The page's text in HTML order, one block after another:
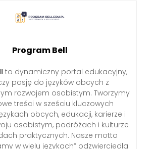
Program Bell
to dynamiczny portal edukacyjny,
pasję do języków obcych z
rozwojem osobistym. Tworzymy
treści w sześciu kluczowych
obcych, edukacji, karierze i
osobistym, podróżach i kulturze
praktycznych. Nasze motto
w wielu językach” odzwierciedla